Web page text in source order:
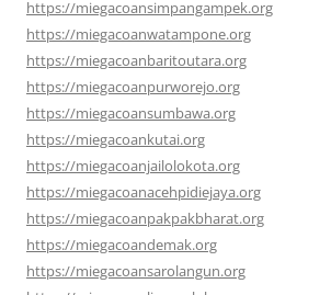
https://miegacoansimpangampek.org
https://miegacoanwatampone.org
https://miegacoanbaritoutara.org
https://miegacoanpurworejo.org
https://miegacoansumbawa.org
https://miegacoankutai.org
https://miegacoanjailolokota.org
https://miegacoanacehpidiejaya.org
https://miegacoanpakpakbharat.org
https://miegacoandemak.org
https://miegacoansarolangun.org